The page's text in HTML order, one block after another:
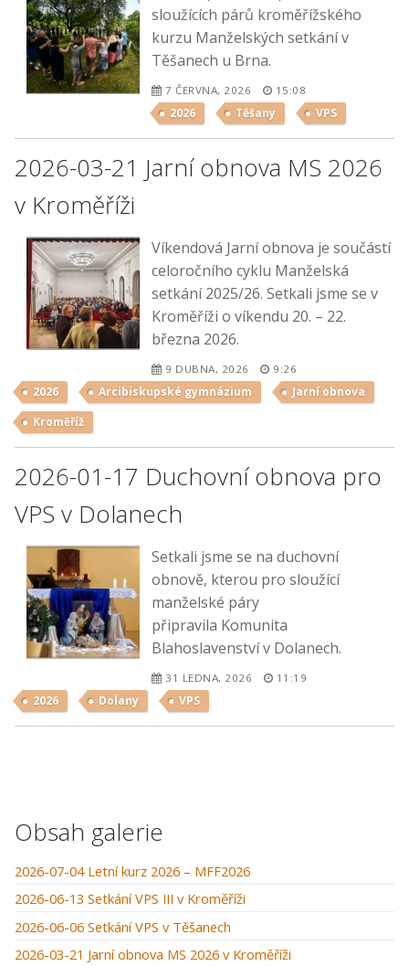
sloužících párů kroměřížského
kurzu Manželských setkání v
Těšanech u Brna.
7 ČERVNA, 2026 15:08
2026 Těšany VPS
2026-03-21 Jarní obnova MS 2026
v Kroměříži
Víkendová Jarní obnova je součástí
celoročního cyklu Manželská
setkání 2025/26. Setkali jsme se v
Kroměříži o víkendu 20. – 22.
března 2026.
9 DUBNA, 2026 9:26
2026 Arcibiskupské gymnázium
Jarní obnova
Kroměříž
2026-01-17 Duchovní obnova pro
VPS v Dolanech
Setkali jsme se na duchovní
obnově, kterou pro sloužící
manželské páry
připravila Komunita
Blahoslavenství v Dolanech.
31 LEDNA, 2026 11:19
2026 Dolany VPS
Obsah galerie
2026-07-04 Letní kurz 2026 – MFF2026
2026-06-13 Setkání VPS III v Kroměříži
2026-06-06 Setkání VPS v Těšanech
2026-03-21 Jarní obnova MS 2026 v Kroměříži